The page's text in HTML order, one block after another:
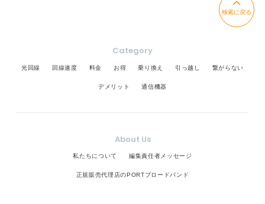
検索に戻る
Category
光回線 回線速度 料金 お得 乗り換え 引っ越し 繋がらない
デメリット 通信機器
About Us
私たちについて 編集責任者メッセージ
正規販売代理店のPORTブロードバンド